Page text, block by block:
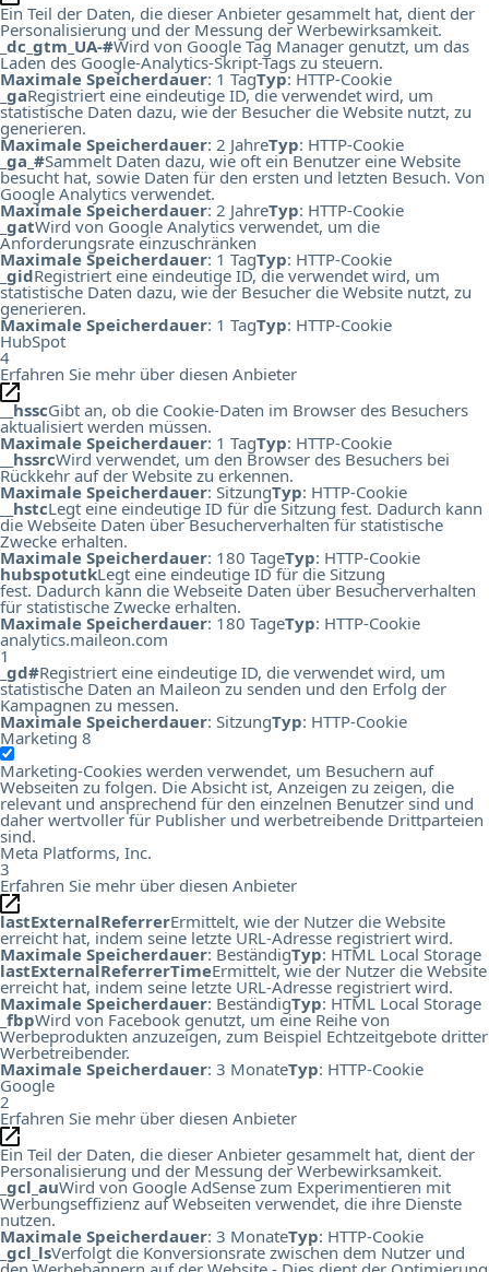
Ein Teil der Daten, die dieser Anbieter gesammelt hat, dient der
Personalisierung und der Messung der Werbewirksamkeit.
_dc_gtm_UA-#Wird von Google Tag Manager genutzt, um das
Laden des Google-Analytics-Skript-Tags zu steuern.
Maximale Speicherdauer: 1 TagTyp: HTTP-Cookie
_gaRegistriert eine eindeutige ID, die verwendet wird, um
statistische Daten dazu, wie der Besucher die Website nutzt, zu
generieren.
Maximale Speicherdauer: 2 JahreTyp: HTTP-Cookie
_ga_#Sammelt Daten dazu, wie oft ein Benutzer eine Website
besucht hat, sowie Daten für den ersten und letzten Besuch. Von
Google Analytics verwendet.
Maximale Speicherdauer: 2 JahreTyp: HTTP-Cookie
_gatWird von Google Analytics verwendet, um die
Anforderungsrate einzuschränken
Maximale Speicherdauer: 1 TagTyp: HTTP-Cookie
_gidRegistriert eine eindeutige ID, die verwendet wird, um
statistische Daten dazu, wie der Besucher die Website nutzt, zu
generieren.
Maximale Speicherdauer: 1 TagTyp: HTTP-Cookie
HubSpot
4
Erfahren Sie mehr über diesen Anbieter
__hsscGibt an, ob die Cookie-Daten im Browser des Besuchers
aktualisiert werden müssen.
Maximale Speicherdauer: 1 TagTyp: HTTP-Cookie
__hssrcWird verwendet, um den Browser des Besuchers bei
Rückkehr auf der Website zu erkennen.
Maximale Speicherdauer: SitzungTyp: HTTP-Cookie
__hstcLegt eine eindeutige ID für die Sitzung fest. Dadurch kann
die Webseite Daten über Besucherverhalten für statistische
Zwecke erhalten.
Maximale Speicherdauer: 180 TageTyp: HTTP-Cookie
hubspotutkLegt eine eindeutige ID für die Sitzung
fest. Dadurch kann die Webseite Daten über Besucherverhalten
für statistische Zwecke erhalten.
Maximale Speicherdauer: 180 TageTyp: HTTP-Cookie
analytics.maileon.com
1
_gd#Registriert eine eindeutige ID, die verwendet wird, um
statistische Daten an Maileon zu senden und den Erfolg der
Kampagnen zu messen.
Maximale Speicherdauer: SitzungTyp: HTTP-Cookie
Marketing 8
Marketing-Cookies werden verwendet, um Besuchern auf
Webseiten zu folgen. Die Absicht ist, Anzeigen zu zeigen, die
relevant und ansprechend für den einzelnen Benutzer sind und
daher wertvoller für Publisher und werbetreibende Drittparteien
sind.
Meta Platforms, Inc.
3
Erfahren Sie mehr über diesen Anbieter
lastExternalReferrerErmittelt, wie der Nutzer die Website
erreicht hat, indem seine letzte URL-Adresse registriert wird.
Maximale Speicherdauer: BeständigTyp: HTML Local Storage
lastExternalReferrerTimeErmittelt, wie der Nutzer die Website
erreicht hat, indem seine letzte URL-Adresse registriert wird.
Maximale Speicherdauer: BeständigTyp: HTML Local Storage
_fbpWird von Facebook genutzt, um eine Reihe von
Werbeprodukten anzuzeigen, zum Beispiel Echtzeitgebote dritter
Werbetreibender.
Maximale Speicherdauer: 3 MonateTyp: HTTP-Cookie
Google
2
Erfahren Sie mehr über diesen Anbieter
Ein Teil der Daten, die dieser Anbieter gesammelt hat, dient der
Personalisierung und der Messung der Werbewirksamkeit.
_gcl_auWird von Google AdSense zum Experimentieren mit
Werbungseffizienz auf Webseiten verwendet, die ihre Dienste
nutzen.
Maximale Speicherdauer: 3 MonateTyp: HTTP-Cookie
_gcl_lsVerfolgt die Konversionsrate zwischen dem Nutzer und